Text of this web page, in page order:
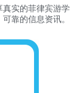
实的菲律宾游学
靠的信息资讯。